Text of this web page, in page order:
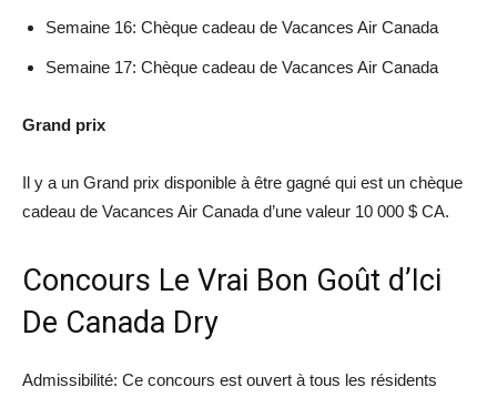
Semaine 16: Chèque cadeau de Vacances Air Canada
Semaine 17: Chèque cadeau de Vacances Air Canada
Grand prix
Il y a un Grand prix disponible à être gagné qui est un chèque
cadeau de Vacances Air Canada d’une valeur 10 000 $ CA.
Concours Le Vrai Bon Goût d’Ici
De Canada Dry
Admissibilité: Ce concours est ouvert à tous les résidents